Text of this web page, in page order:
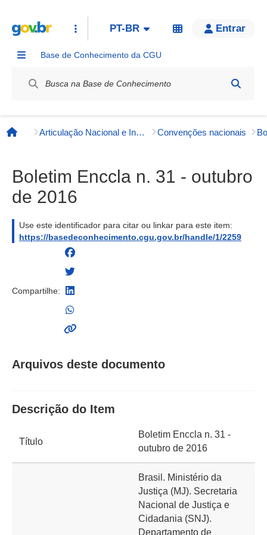
PT-BR Entrar
Base de Conhecimento da CGU
Página inicial
Articulação Nacional e Internacional Convenções nacionais
Boletim Enccla n. 31 - outubro
de 2016
Use este identificador para citar ou linkar para este item:
https://basedeconhecimento.cgu.gov.br/handle/1/2259
Compartilhe:
Arquivos deste documento
Descrição do Item
Título
Boletim Enccla n. 31 -
outubro de 2016
Brasil. Ministério da
Justiça (MJ). Secretaria
Nacional de Justiça e
Cidadania (SNJ).
Departamento de